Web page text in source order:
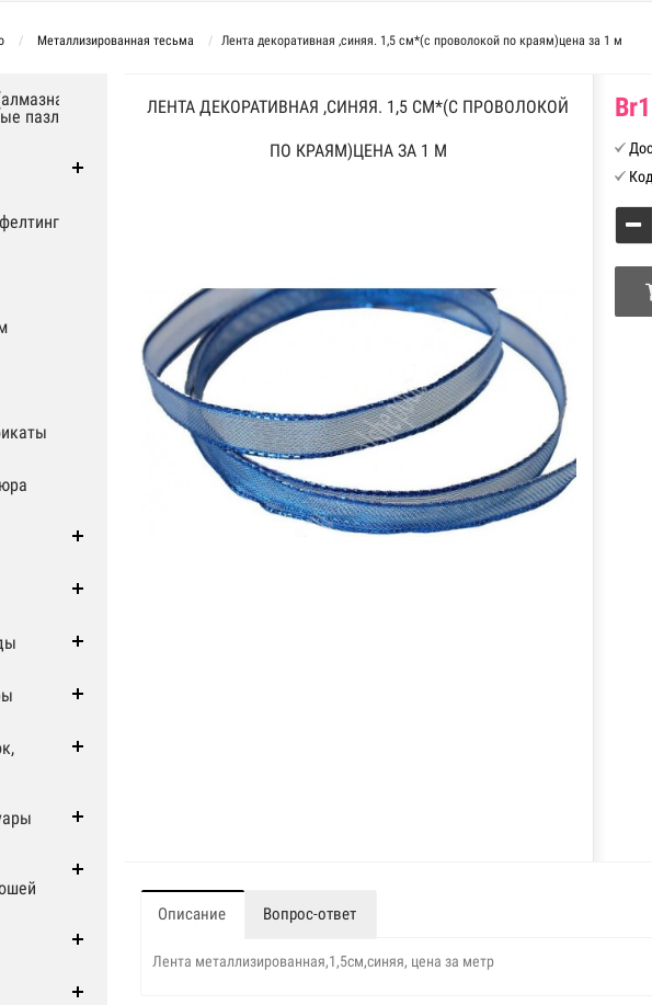
Металлизированная тесьма Лента декоративная ,синяя. 1,5 см*(с проволокой по краям)цена за 1 м
пазлы
ЛЕНТА ДЕКОРАТИВНАЯ ,СИНЯЯ. 1,5 СМ*(С ПРОВОЛОКОЙ
ПО КРАЯМ)ЦЕНА ЗА 1 М
Описание Вопрос-ответ
Лента металлизированная,1,5см,синяя, цена за метр